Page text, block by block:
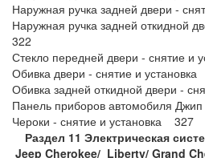
Наружная ручка задней двери -
Наружная ручка задней откидной
322
Стекло передней двери - снятие и
Обивка двери - снятие и
Обивка задней откидной двери -
Панель приборов автомобиля
Чероки - снятие и установка 327
Раздел 11 Электрическая
Jeep Cherokee/ Liberty/ Grand